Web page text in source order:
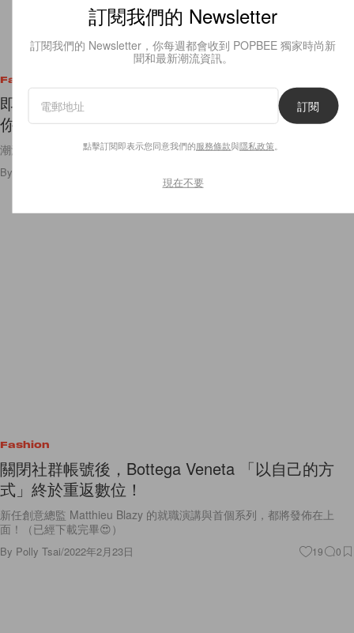
Fashion
即將席捲：Yeezy x Gap x Balenciaga，先偷偷帶
你看聯乘單品！
潮流街頭、平價基本品、精品高端… 一個聯名打包三個領域的設計！
By
Fashion
關閉社群帳號後，Bottega Veneta 「以自己的方
式」終於重返數位！
新任創意總監 Matthieu Blazy 的就職演講與首個系列，都將發佈在上
面！（已經下載完畢😍）
By Polly Tsai/2022年2月23日 19 0
訂閱我們的 Newsletter
訂閱我們的 Newsletter，你每週都會收到 POPBEE 獨家時尚新
聞和最新潮流資訊。
訂閱
點擊訂閱即表示您同意我們的服務條款與隱私政策
現在不要